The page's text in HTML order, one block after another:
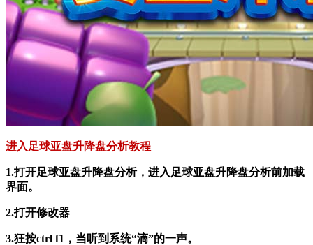
进入足球亚盘升降盘分析教程
1.打开足球亚盘升降盘分析，进入足球亚盘升降盘分析前加载
界面。
2.打开修改器
3.狂按ctrl f1，当听到系统“滴”的一声。